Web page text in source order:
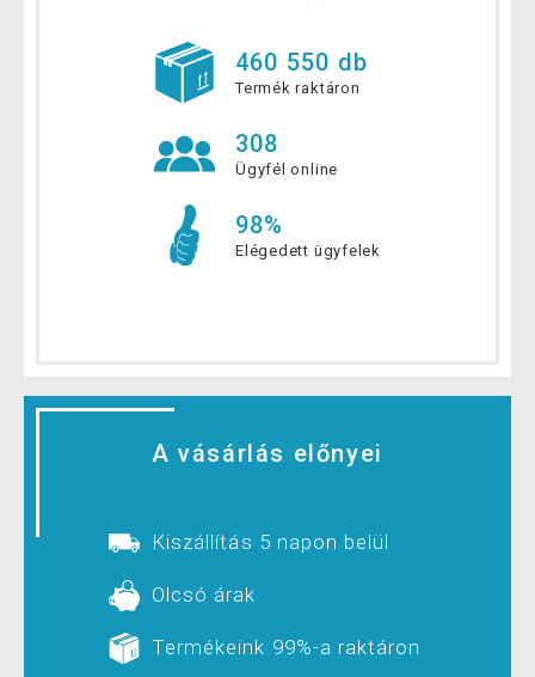
460 550 db
Termék raktáron
308
Ügyfél online
98%
Elégedett ügyfelek
A vásárlás előnyei
Kiszállítás 5 napon belül
Olcsó árak
Termékeink 99%-a raktáron